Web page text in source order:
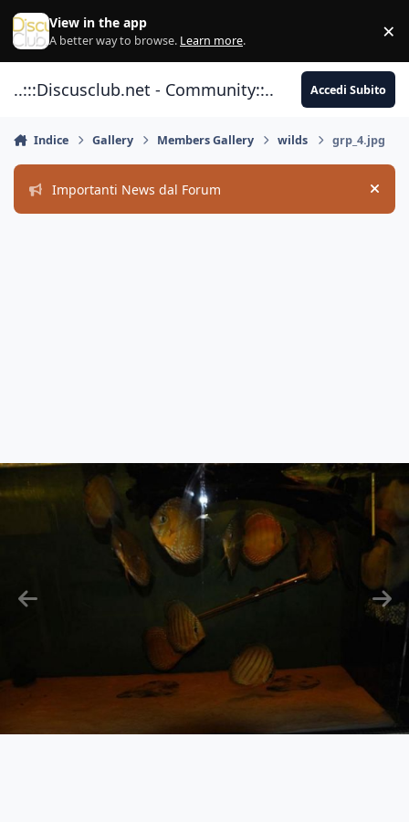
Vai al contenuto
View in the app
A better way to browse. Learn more. ×
..:::Discusclub.net - Community::.. Accedi Subito
Indice Gallery Members Gallery wilds grp_4.jpg
Importanti News dal Forum Hide